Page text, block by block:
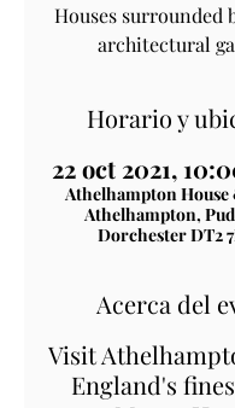
Houses surrounded
architectural
Horario y
22 oct 2021,
Athelhampton House
Athelhampton,
Dorchester DT2
Acerca del
Visit
England's